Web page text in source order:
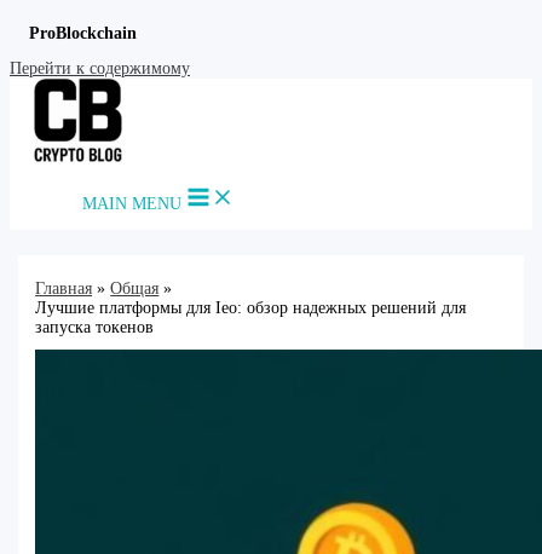
ProBlockchain
Перейти к содержимому
MAIN MENU
Главная
Общая
Лучшие платформы для Ieo: обзор надежных решений для
запуска токенов